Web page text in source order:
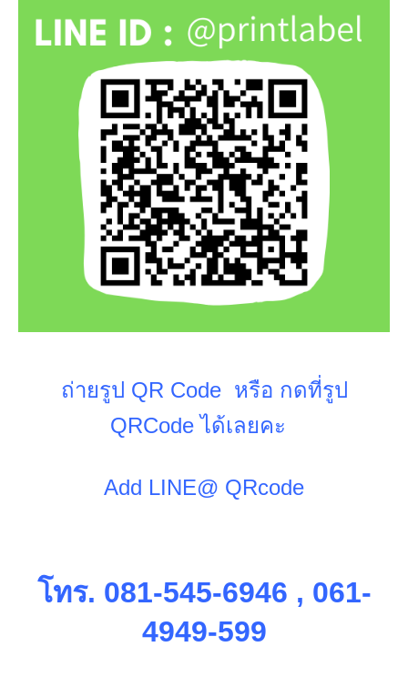
ถ่ายรูป QR Code หรือ กดที่รูป
QRCode ได้เลยคะ
Add LINE@ QRcode
โทร. 081-545-6946 , 061-
4949-599